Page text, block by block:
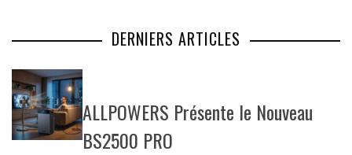
DERNIERS ARTICLES
ALLPOWERS Présente le Nouveau
BS2500 PRO